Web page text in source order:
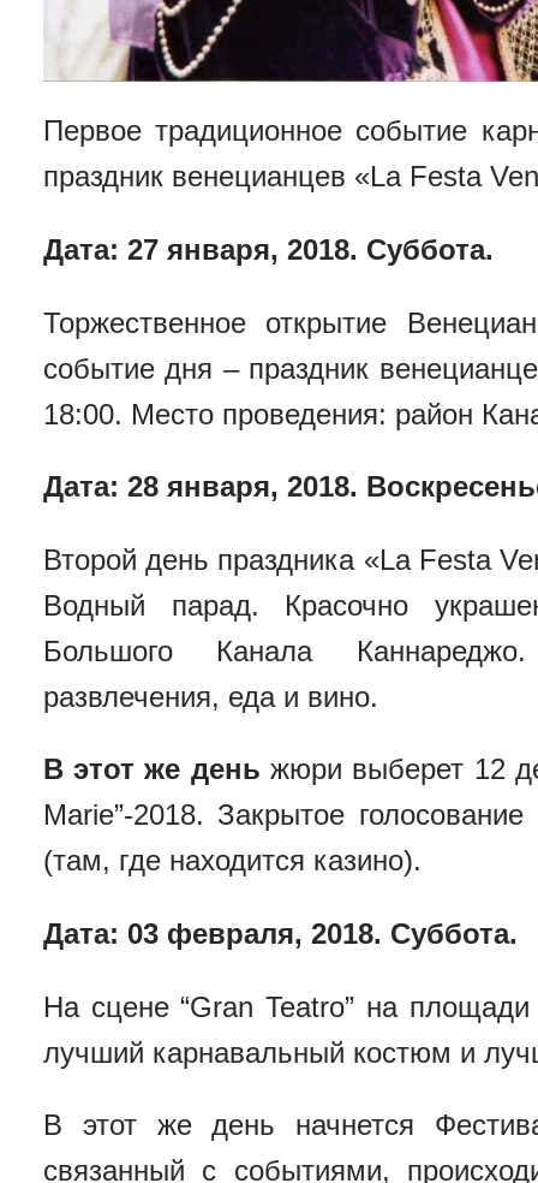
Первое традиционное событие
праздник венецианцев «La Festa
Дата: 27 января, 2018. Суббота.
Торжественное открытие
событие дня – праздник
18:00. Место проведения: район
Дата: 28 января, 2018.
Второй день праздника «La Festa
Водный парад. Красочно
Большого Канала
развлечения, еда и вино.
В этот же день жюри выберет 12
Marie”-2018. Закрытое
(там, где находится казино).
Дата: 03 февраля, 2018. Суббота.
На сцене “Gran Teatro” на
лучший карнавальный костюм и
В этот же день начнется
связанный с событиями,